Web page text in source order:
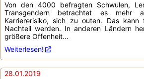
Von den 4000 befragten Schwulen,
Transgendern betrachtet es mehr
Karriererisiko, sich zu outen. Das kann
Nachteil werden. In anderen Ländern
größere Offenheit...
Weiterlesen!
28.01.2019